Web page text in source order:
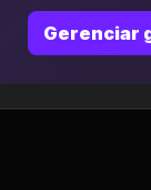
Gerenciar